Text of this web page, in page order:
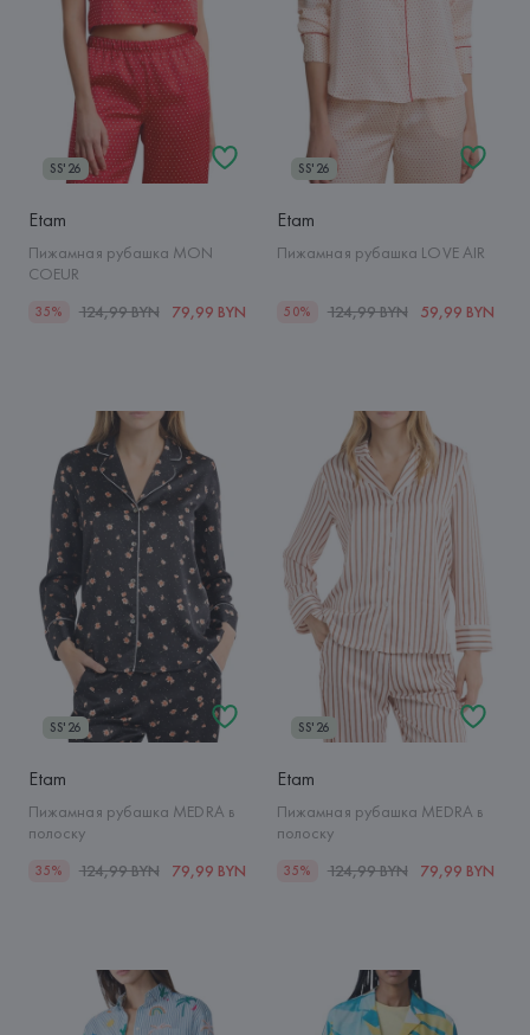
SS'26
Etam
Пижамная рубашка MON
COEUR
35% 124,99 BYN 79,99 BYN
SS'26
Etam
Пижамная рубашка LOVE AIR
50% 124,99 BYN 59,99 BYN
SS'26
Etam
Пижамная рубашка MEDRA в
полоску
35% 124,99 BYN 79,99 BYN
SS'26
Etam
Пижамная рубашка MEDRA в
полоску
35% 124,99 BYN 79,99 BYN